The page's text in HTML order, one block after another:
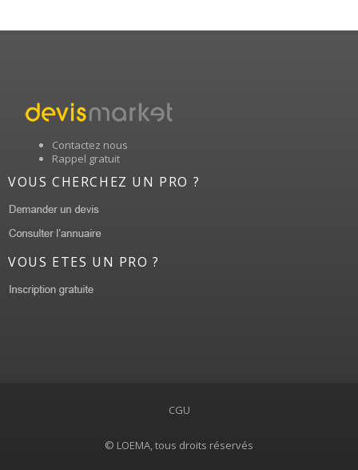
Contactez nous
Rappel gratuit
VOUS CHERCHEZ UN PRO ?
VOUS ETES UN PRO ?
CGU
© LOEMA, tous droits réservés